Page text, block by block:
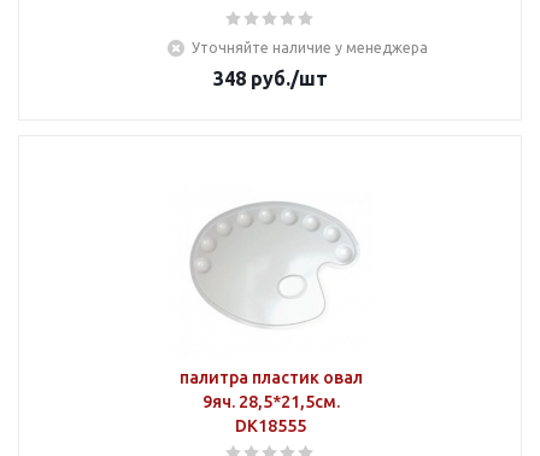
Уточняйте наличие у менеджера
348 руб./шт
палитра пластик овал
9яч. 28,5*21,5см.
DK18555